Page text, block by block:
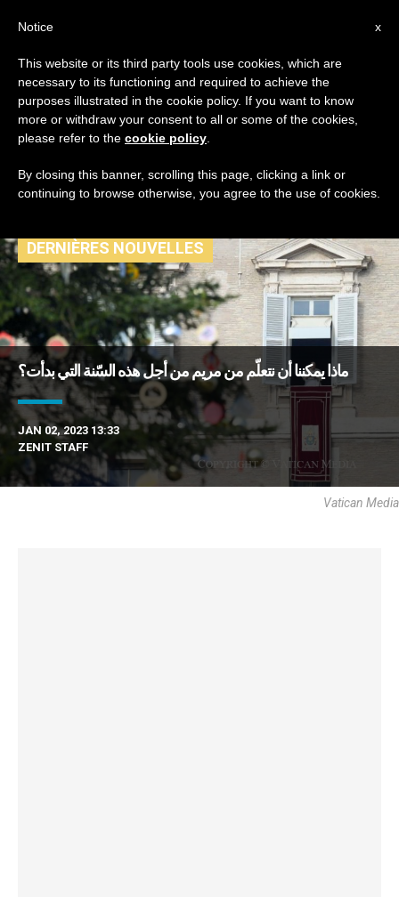
TAG
Posts Tagged ‘والدة
الله’
DERNIÈRES NOUVELLES
ماذا يمكننا أن نتعلّم من مريم من أجل هذه السّنة التي بدأت؟
JAN 02, 2023 13:33
ZENIT STAFF
Vatican Media
x
Notice
This website or its third party tools use cookies, which are
necessary to its functioning and required to achieve the
purposes illustrated in the cookie policy. If you want to know
more or withdraw your consent to all or some of the cookies,
please refer to the cookie policy
By closing this banner, scrolling this page, clicking a link or
continuing to browse otherwise, you agree to the use of cookies.